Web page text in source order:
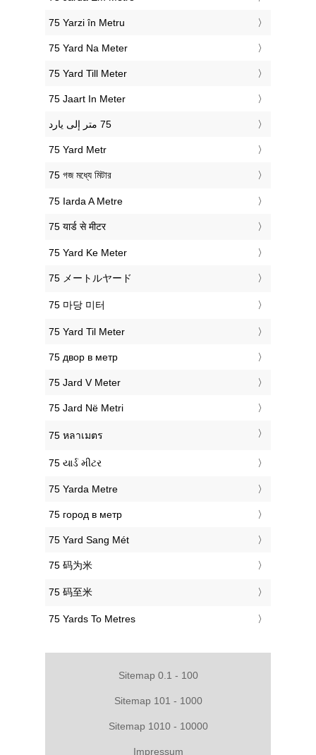
‎75 Yarzi în Metru
‎75 Yard Na Meter
‎75 Yard Till Meter
‎75 Jaart In Meter
‎75 Yard Metr
‎75 গজ মধ্যে মিটার
‎75 Iarda A Metre
‎75 यार्ड से मीटर
‎75 Yard Ke Meter
‎75 メートルヤード
‎75 마당 미터
‎75 Yard Til Meter
‎75 двор в метр
‎75 Jard V Meter
‎75 Jard Në Metri
‎75 หลาเมตร
‎75 યાર્ડ મીટર
‎75 Yarda Metre
‎75 город в метр
‎75 Yard Sang Mét
‎75 码为米
‎75 码至米
‎75 Yards To Metres
Sitemap 0.1 - 100
Sitemap 101 - 1000
Sitemap 1010 - 10000
Impressum